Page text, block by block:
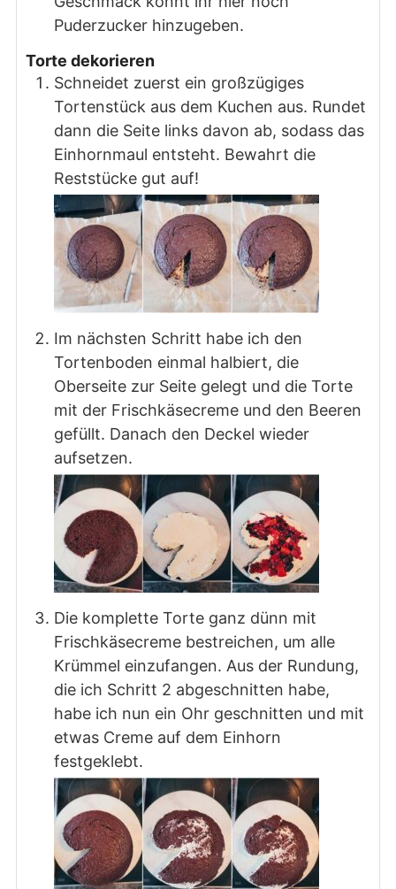
Puderzucker hinzugeben.
Torte dekorieren
Schneidet zuerst ein großzügiges
Tortenstück aus dem Kuchen aus. Rundet
dann die Seite links davon ab, sodass das
Einhornmaul entsteht. Bewahrt die
Reststücke gut auf!
Im nächsten Schritt habe ich den
Tortenboden einmal halbiert, die
Oberseite zur Seite gelegt und die Torte
mit der Frischkäsecreme und den Beeren
gefüllt. Danach den Deckel wieder
aufsetzen.
Die komplette Torte ganz dünn mit
Frischkäsecreme bestreichen, um alle
Krümmel einzufangen. Aus der Rundung,
die ich Schritt 2 abgeschnitten habe,
habe ich nun ein Ohr geschnitten und mit
etwas Creme auf dem Einhorn
festgeklebt.